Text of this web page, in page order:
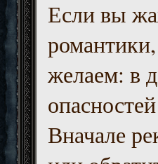
Если вы
желаем: в
Вначале